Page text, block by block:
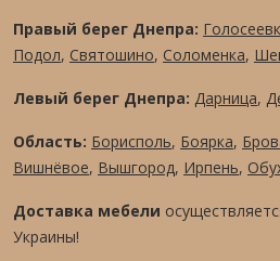
Правый берег Днепра:
Подол, Святошино, Соломенка,
Левый берег Днепра: Дарница,
Область: Борисполь, Боярка,
Вишнёвое, Вышгород, Ирпень,
Доставка мебели
Украины!